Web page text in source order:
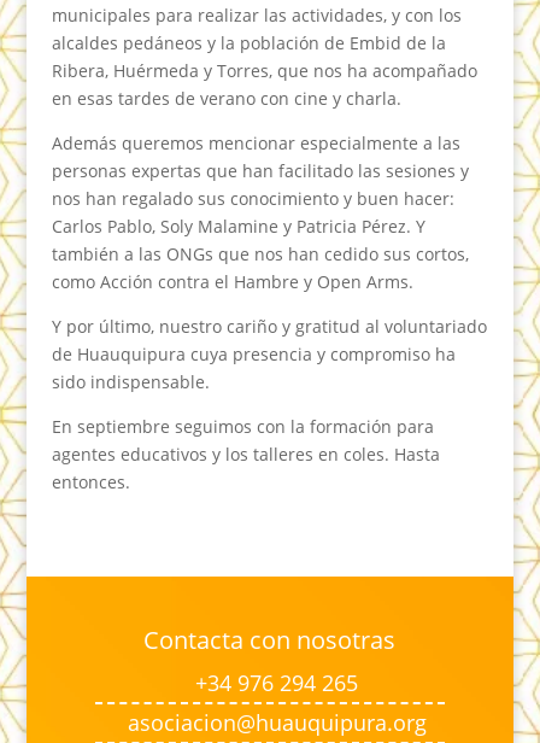
municipales para realizar las actividades, y con los
alcaldes pedáneos y la población de Embid de la
Ribera, Huérmeda y Torres, que nos ha acompañado
en esas tardes de verano con cine y charla.
Además queremos mencionar especialmente a las
personas expertas que han facilitado las sesiones y
nos han regalado sus conocimiento y buen hacer:
Carlos Pablo, Soly Malamine y Patricia Pérez. Y
también a las ONGs que nos han cedido sus cortos,
como Acción contra el Hambre y Open Arms.
Y por último, nuestro cariño y gratitud al voluntariado
de Huauquipura cuya presencia y compromiso ha
sido indispensable.
En septiembre seguimos con la formación para
agentes educativos y los talleres en coles. Hasta
entonces.
Contacta con nosotras
+34 976 294 265
asociacion@huauquipura.org